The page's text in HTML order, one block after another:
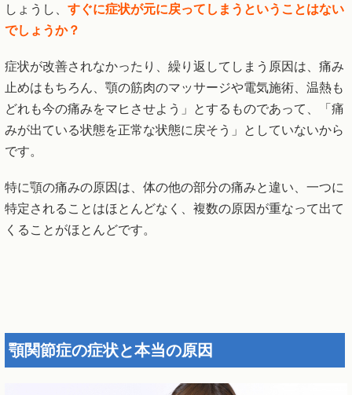
しょうし、 すぐに症状が元に戻ってしまうということはない
でしょうか？
症状が改善されなかったり、繰り返してしまう原因は、痛み
止めはもちろん、顎の筋肉のマッサージや電気施術、温熱も
どれも今の痛みをマヒさせよう」とするものであって、「痛
みが出ている状態を正常な状態に戻そう」としていないから
です。
特に顎の痛みの原因は、体の他の部分の痛みと違い、一つに
特定されることはほとんどなく、複数の原因が重なって出て
くることがほとんどです。
顎関節症の症状と本当の原因